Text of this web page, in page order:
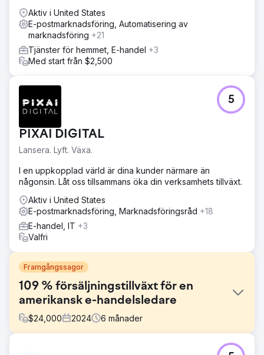
Aktiv i United States
E-postmarknadsföring, Automatisering av
marknadsföring +21
Tjänster för hemmet, E-handel +3
Med start från $2,500
PIXAI DIGITAL
Lansera. Lyft. Växa.
5
I en uppkopplad värld är dina kunder närmare än
någonsin. Låt oss tillsammans öka din verksamhets tillväxt.
Aktiv i United States
E-postmarknadsföring, Marknadsföringsråd +18
E-handel, IT +3
Valfri
Framgångssagor
109 % försäljningstillväxt för en
amerikansk e-handelsledare
$24,000 2024 6 månader